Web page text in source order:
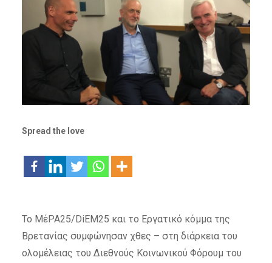
Spread the love
Το ΜέΡΑ25/DiEM25 και το Εργατικό κόμμα της
Βρετανίας συμφώνησαν χθες – στη διάρκεια του
ολομέλειας του Διεθνούς Κοινωνικού Φόρουμ του